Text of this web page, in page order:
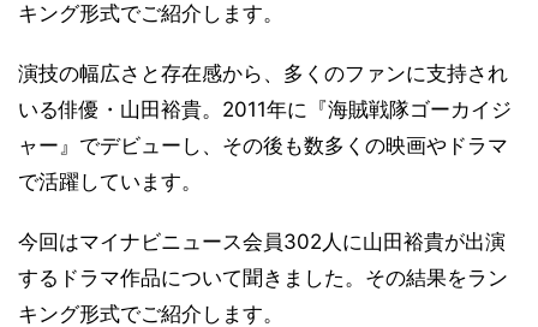
まとめ：山田裕貴が出演したドラマランキングのま
キング形式でご紹介します。
演技の幅広さと存在感から、多くのファンに支持され
いる俳優・山田裕貴。2011年に『海賊戦隊ゴーカイジ
ャー』でデビューし、その後も数多くの映画やドラマ
で活躍しています。
今回はマイナビニュース会員302人に山田裕貴が出演
するドラマ作品について聞きました。その結果をラン
キング形式でご紹介します。